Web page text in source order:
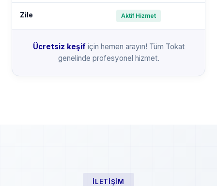
Zile Aktif Hizmet
Ücretsiz keşifiçin hemen arayın! Tüm Tokat
genelinde profesyonel hizmet.
İLETIŞIM